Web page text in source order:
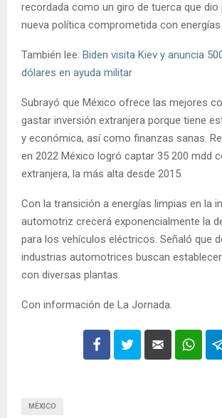
recordada como un giro de tuerca que dio
nueva política comprometida con energías
También lee: Biden visita Kiev y anuncia
dólares en ayuda militar
Subrayó que México ofrece las mejores
gastar inversión extranjera porque tiene
y económica, así como finanzas sanas.
en 2022 México logró captar 35 200 mdd
extranjera, la más alta desde 2015.
Con la transición a energías limpias en la
automotriz crecerá exponencialmente la
para los vehículos eléctricos. Señaló que
industrias automotrices buscan
con diversas plantas.
Con información de La Jornada.
MÉXICO